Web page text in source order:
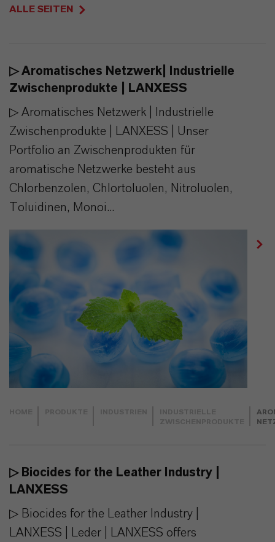
ALLE SEITEN
▷ Aromatisches Netzwerk| Industrielle
Zwischenprodukte | LANXESS
▷ Aromatisches Netzwerk | Industrielle
Zwischenprodukte | LANXESS | Unser
Portfolio an Zwischenprodukten für
aromatische Netzwerke besteht aus
Chlorbenzolen, Chlortoluolen, Nitroluolen,
Toluidinen, Monoi...
▷ Biocides for the Leather Industry |
LANXESS
▷ Biocides for the Leather Industry |
LANXESS | Leder | LANXESS offers